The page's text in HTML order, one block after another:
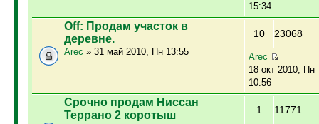
15:34
Off: Продам участок в
деревне.
Arec » 31 май 2010, Пн 13:55
10 23068
Arec
18 окт 2010, Пн
10:56
Срочно продам Ниссан
Террано 2 коротыш
1 11771